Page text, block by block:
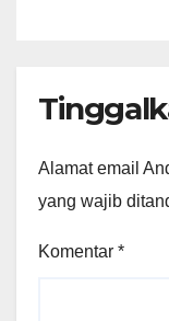
Alamat email
yang wajib
Komentar *